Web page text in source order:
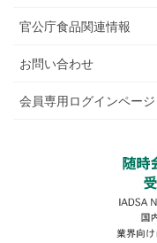
官公庁食品関連情報
お問い合わせ
会員専用ログインページ